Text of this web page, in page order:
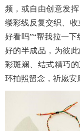
频，或自由创意发
缕彩线反复交织、
好看吗”“帮我拉一
好的半成品，为彼
彩斑斓、结式精巧
环拍照留念，祈愿安